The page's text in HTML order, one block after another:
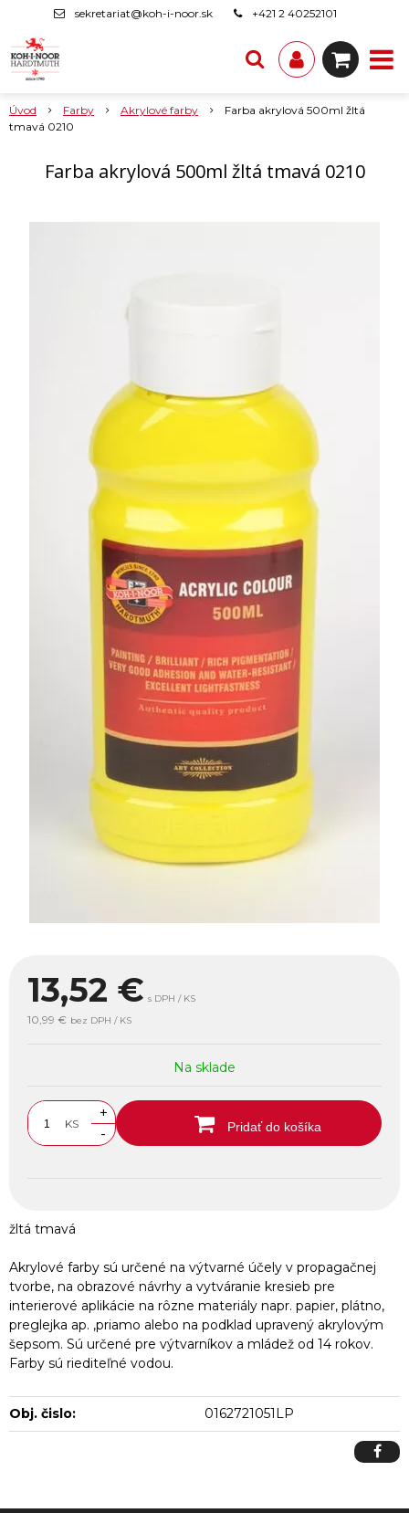
sekretariat@koh-i-noor.sk +421 2 40252101
Úvod Farby Akrylové farby
Farba akrylová 500ml žltá
tmavá 0210
Farba akrylová 500ml žltá tmavá 0210
13,52 € s DPH / KS
10,99 € bez DPH / KS
Na sklade
KS
+
-
Pridať do košíka
žltá tmavá
Akrylové farby sú určené na výtvarné účely v propagačnej
tvorbe, na obrazové návrhy a vytváranie kresieb pre
interierové aplikácie na rôzne materiály napr. papier, plátno,
preglejka ap. ,priamo alebo na podklad upravený akrylovým
šepsom. Sú určené pre výtvarníkov a mládež od 14 rokov.
Farby sú riediteľné vodou.
Obj. čislo: 0162721051LP